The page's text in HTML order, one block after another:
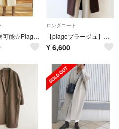
☆即日発送可能☆Plage 【R'IAM】ノーカラーコート 2021aw
ロングコート
【plageプラージュ】スポンジリバーコート
¥ 6,600